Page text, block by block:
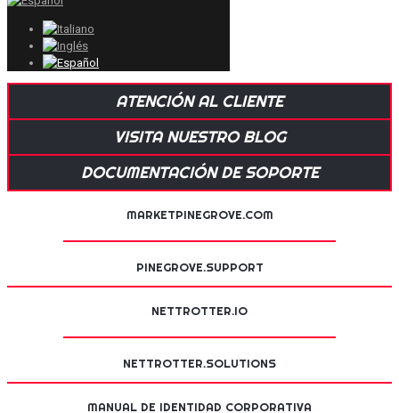
ATENCIÓN AL CLIENTE
VISITA NUESTRO BLOG
DOCUMENTACIÓN DE SOPORTE
MARKETPINEGROVE.COM
PINEGROVE.SUPPORT
NETTROTTER.IO
NETTROTTER.SOLUTIONS
MANUAL DE IDENTIDAD CORPORATIVA